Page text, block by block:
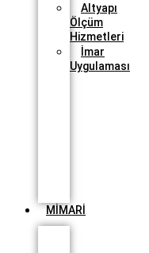
Altyapı
Ölçüm
Hizmetleri
İmar
Uygulaması
MİMARİ